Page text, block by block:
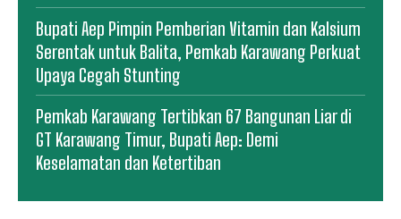
Bupati Aep Pimpin Pemberian Vitamin dan Kalsium
Serentak untuk Balita, Pemkab Karawang Perkuat
Upaya Cegah Stunting
Pemkab Karawang Tertibkan 67 Bangunan Liar di
GT Karawang Timur, Bupati Aep: Demi
Keselamatan dan Ketertiban